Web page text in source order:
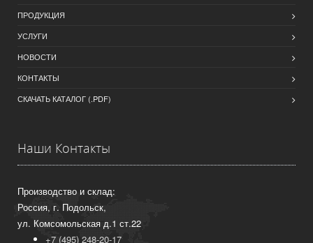
ПРОДУКЦИЯ
УСЛУГИ
НОВОСТИ
КОНТАКТЫ
СКАЧАТЬ КАТАЛОГ (.PDF)
Наши Контакты
Производство и склад:
Россия, г. Подольск,
ул. Комсомольская д.1 ст.22
+7 (495) 248-20-17